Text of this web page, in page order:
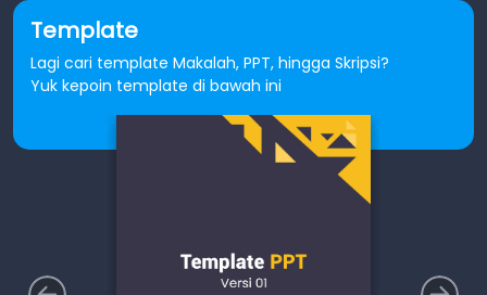
Template
Lagi cari template Makalah, PPT, hingga Skripsi?
Yuk kepoin template di bawah ini